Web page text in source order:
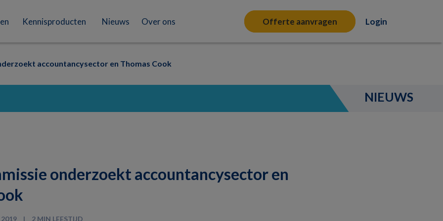
Kennisproducten Nieuws Over ons Offerte aanvragen Login
accountancysector en Thomas Cook
NIEUWS
onderzoekt accountancysector en
2 MIN LEESTIJD